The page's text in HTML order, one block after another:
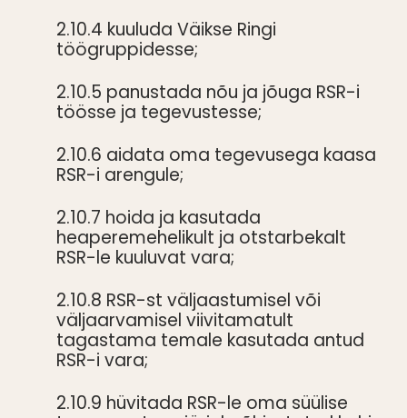
2.10.4 kuuluda Väikse Ringi
töögruppidesse;
2.10.5 panustada nõu ja jõuga RSR-i
töösse ja tegevustesse;
2.10.6 aidata oma tegevusega kaasa
RSR-i arengule;
2.10.7 hoida ja kasutada
heaperemehelikult ja otstarbekalt
RSR-le kuuluvat vara;
2.10.8 RSR-st väljaastumisel või
väljaarvamisel viivitamatult
tagastama temale kasutada antud
RSR-i vara;
2.10.9 hüvitada RSR-le oma süülise